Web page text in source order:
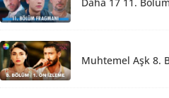
Muhtemel Aşk 8.